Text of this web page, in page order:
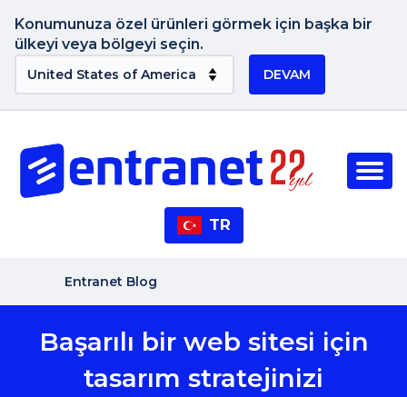
Konumunuza özel ürünleri görmek için başka bir
ülkeyi veya bölgeyi seçin.
DEVAM
TR
Entranet Blog
Başarılı bir web sitesi için
tasarım stratejinizi